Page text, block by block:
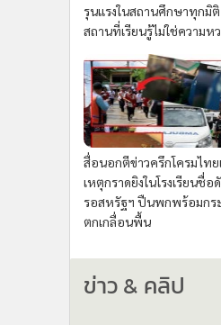
รุนแรงในสถานศึกษาทุกมิ
สถานที่เรียนรู้ไม่ใช่ความห
สื่อนอกตีข่าวครึกโครมไทย
เหตุกราดยิงในโรงเรียนชื่อ
รอสหรัฐฯ ปืนพกพร้อมกร
ตกเกลื่อนพื้น
ข่าว & คลิป